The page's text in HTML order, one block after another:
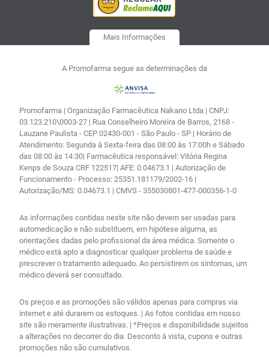
Mais Informações
A Promofarma segue as determinações da
Promofarma | Organização Farmacêutica Nakano Ltda | CNPJ:
03.123.210\0003-27 | Rua Conselheiro Moreira de Barros, 2168 -
Lauzane Paulista - CEP 02430-001 - São Paulo - SP | Horário de
Atendimento: Segunda à Sexta-feira das 08:00 às 17:00h e Sábado
das 08:00 às 14:30| Farmacêutica responsável: Vitória Regina
Kenps de Souza CRF 122517| AFE: 0.04673.1 | Autorização de
Funcionamento - Processo: 25351.181179/2002-16 |
Autorização/MS: 0.04673.1 | CMVS - 355030801-477-000356-1-0
As informações contidas neste site não devem ser usadas para
automedicação e não substituem, em hipótese alguma, as
orientações dadas pelo profissional da área médica. Somente o
médico está apto a diagnosticar qualquer problema de saúde e
prescrever o tratamento adequado. Ao persistirem os sintomas, um
médico deverá ser consultado.
Os preços e as promoções são válidos apenas para compras via
internet e até durarem os estoques. | As fotos contidas em nosso
site são meramente ilustrativas. | *Preços e disponibilidade sujeitos
a alterações no decorrer do dia. Desconto à vista, cupons e outras
promoções não são cumulativos.